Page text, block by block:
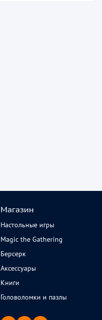
Магазин
Настольные игры
Magic the Gathering
Берсерк
Аксессуары
Книги
Головоломки и пазлы